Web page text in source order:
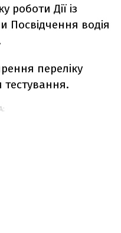
роботи Дії із
Посвідчення водія
переліку
тестування.